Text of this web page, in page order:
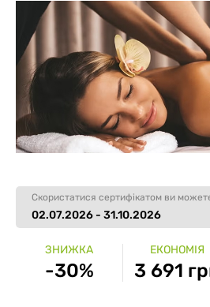
Скористатися сертифікатом ви
02.07.2026 - 31.10.2026
ЗНИЖКА
-30%
ЕКОНОМІЯ
3 691